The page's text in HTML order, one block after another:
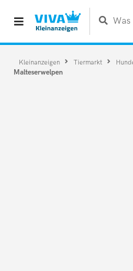
Was
Kleinanzeigen Tiermarkt
Malteserwelpen